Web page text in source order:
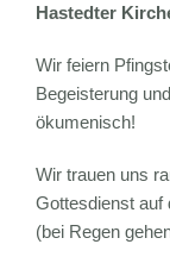
Hastedter
Wir feiern
Begeisterung
ökumenisch!
Wir trauen uns
Gottesdienst auf
(bei Regen